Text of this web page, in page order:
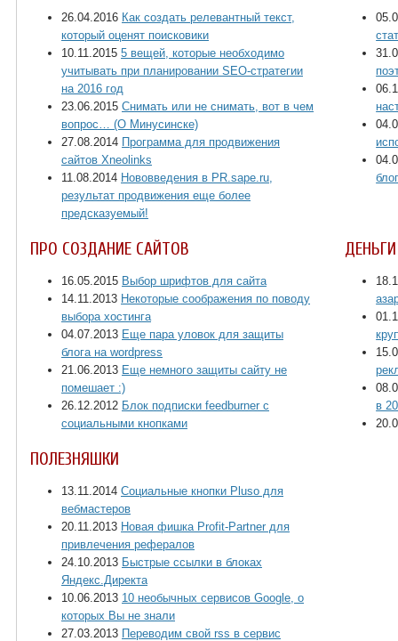
26.04.2016 Как создать релевантный текст,
который оценят поисковики
10.11.2015 5 вещей, которые необходимо
учитывать при планировании SEO-стратегии
на 2016 год
23.06.2015 Снимать или не снимать, вот в чем
вопрос… (О Минусинске)
27.08.2014 Программа для продвижения
сайтов Xneolinks
11.08.2014 Нововведения в PR.sape.ru,
результат продвижения еще более
предсказуемый!
ПРО СОЗДАНИЕ САЙТОВ
16.05.2015 Выбор шрифтов для сайта
14.11.2013 Некоторые соображения по поводу
выбора хостинга
04.07.2013 Еще пара уловок для защиты
блога на wordpress
21.06.2013 Еще немного защиты сайту не
помешает :)
26.12.2012 Блок подписки feedburner с
социальными кнопками
в
ПОЛЕЗНЯШКИ
13.11.2014 Социальные кнопки Pluso для
вебмастеров
20.11.2013 Новая фишка Profit-Partner для
привлечения рефералов
24.10.2013 Быстрые ссылки в блоках
Яндекс.Директа
10.06.2013 10 необычных сервисов Google, о
которых Вы не знали
27.03.2013 Переводим свой rss в сервис